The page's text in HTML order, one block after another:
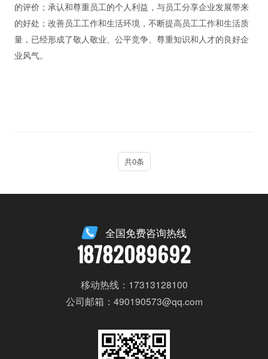
的评价；承认和尊重员工的个人利益，与员工分享企业发展带来
的好处；改善员工工作和生活环境，不断提高员工工作和生活质
量，已经形成了敬人敬业、公平竞争、尊重知识和人才的良好企
业风气。
共0条
全国免费咨询热线
18782089692
移动热线：17313128100
公司邮箱：490190573@qq.com